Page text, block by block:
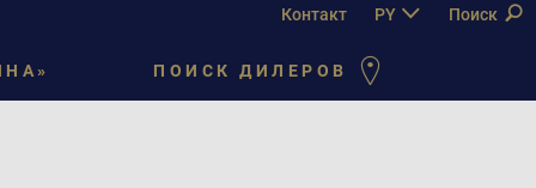
Контакт PY EN FR
Поиск
ПОИСК ДИЛЕРОВ